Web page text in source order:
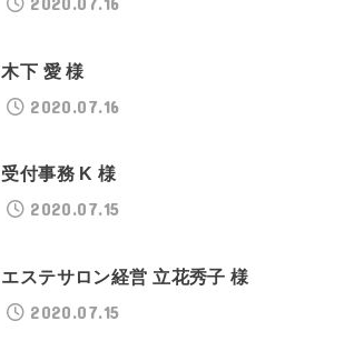
木下 愛 様
2020.07.16
受付事務 K 様
2020.07.15
エステサロン経営 立花秀子 様
2020.07.15